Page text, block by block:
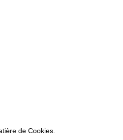
de Cookies.